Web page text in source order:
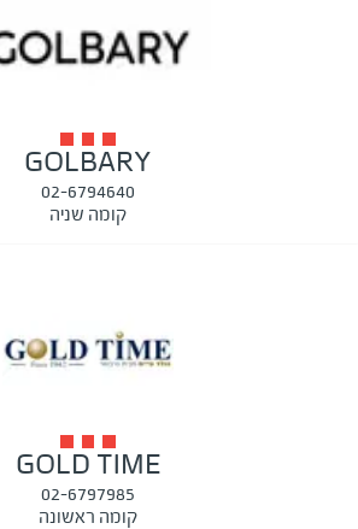
GOLBARY
02-6794640
קומה שניה
GOLD TIME
02-6797985
קומה ראשונה